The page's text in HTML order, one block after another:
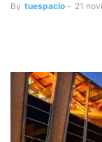
By tuespacio - 21